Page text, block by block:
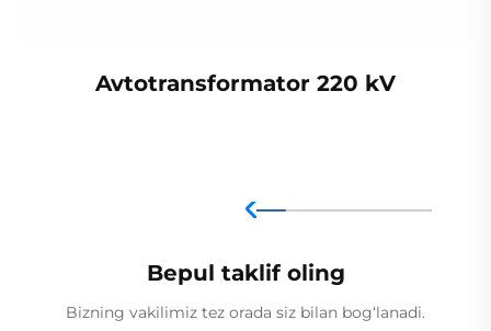
Avtotransformator 220 kV
Bepul taklif oling
Bizning vakilimiz tez orada siz bilan bog‘lanadi.